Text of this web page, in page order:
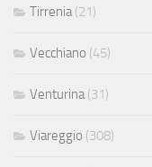
Tirrenia (21)
Vecchiano (45)
Venturina (31)
Viareggio (308)